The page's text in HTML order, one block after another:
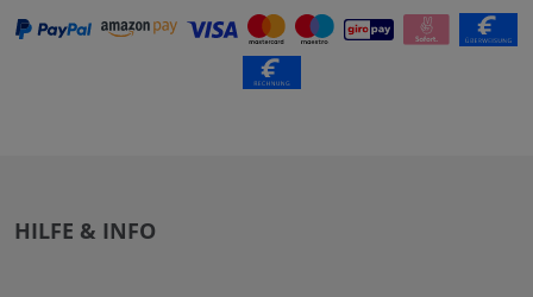
HILFE & INFO